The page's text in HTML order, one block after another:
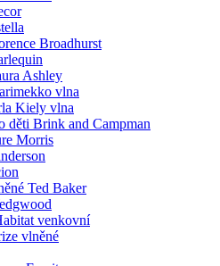
Broadhurst
Ashley
vlna
Kiely vlna
děti Brink and Campman
Morris
Ted Baker
venkovní
vlněné